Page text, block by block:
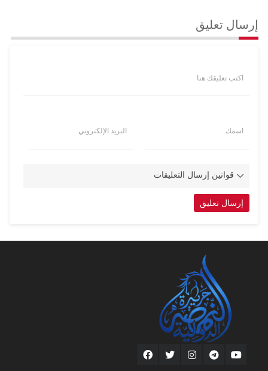
إرسال تعليق
اكتب تعليقك هنا
اسمك البريد الإلكتروني
قوانين إرسال التعليقات